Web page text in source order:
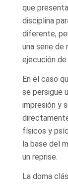
que
disciplina
diferente,
una serie de
ejecución
En el caso
se persigue
impresión y
físicos y
la base del
un reprise.
La doma